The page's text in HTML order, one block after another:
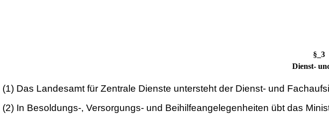
Dienst-
(1) Das Landesamt für Zentrale Dienste untersteht der Dienst- und
(2) In Besoldungs-, Versorgungs- und Beihilfeangelegenheiten übt das